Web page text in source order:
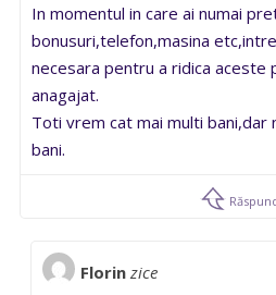
In momentul in care ai numai
bonusuri,telefon,masina
necesara pentru a ridica aceste
anagajat.
Toti vrem cat mai multi bani,dar
bani.
Florin zice